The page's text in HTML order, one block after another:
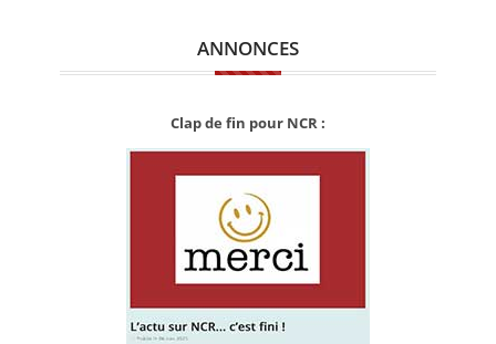
ANNONCES
Clap de fin pour NCR :